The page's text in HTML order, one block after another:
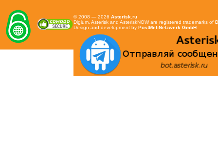
© 2008 — 2026 Asterisk.ru
Digium, Asterisk and AsteriskNOW are registered trademarks of
Design and development by PostMet-Netzwerk GmbH